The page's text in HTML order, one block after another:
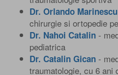
Dr. Orlando Marinescu
chirurgie si ortopedie
Dr. Nahoi Catalin -
pediatrica
Dr. Catalin Gican -
traumatologie, cu 6 ani